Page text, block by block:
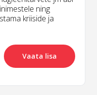
ning
kriiside ja
Vaata lisa